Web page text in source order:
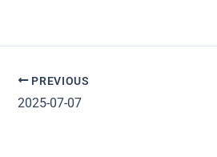
PREVIOUS
2025-07-07